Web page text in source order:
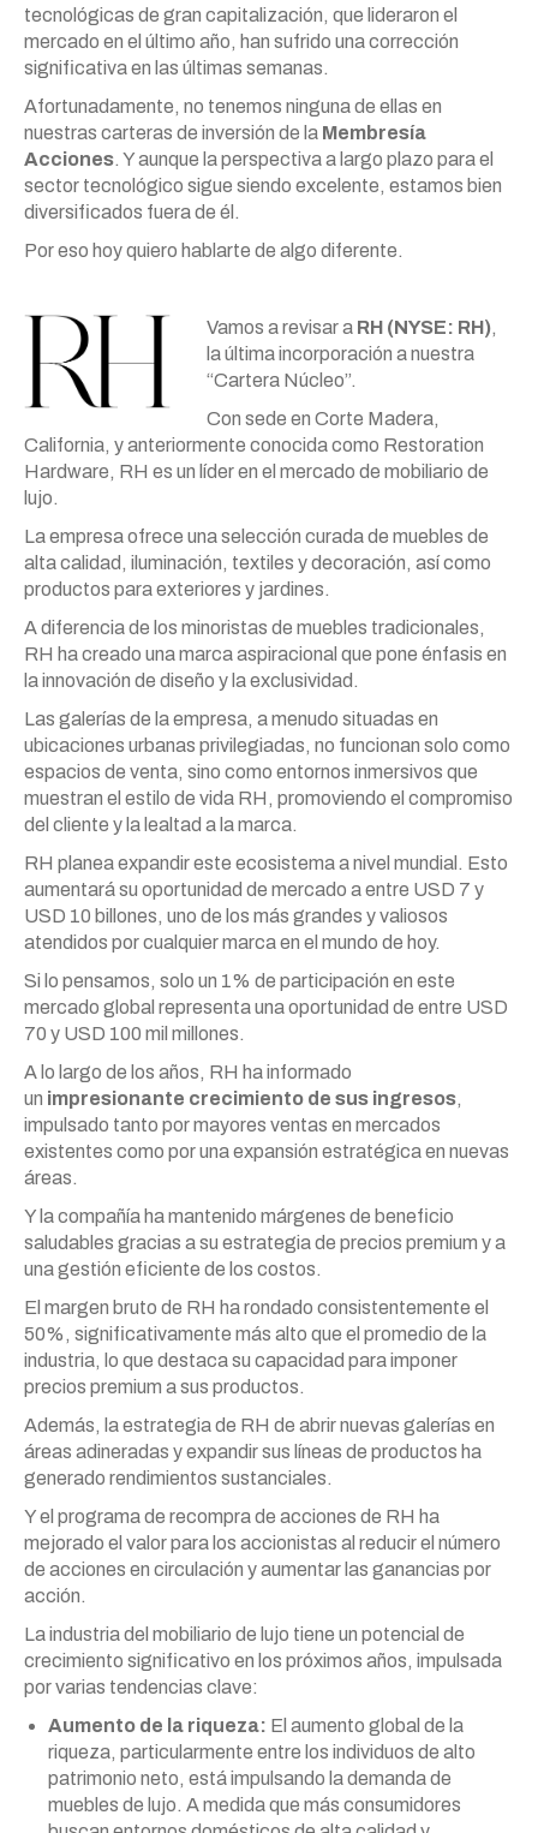
tecnológicas de gran capitalización, que lideraron el
mercado en el último año, han sufrido una corrección
significativa en las últimas semanas.
Afortunadamente, no tenemos ninguna de ellas en
nuestras carteras de inversión de la Membresía
Acciones. Y aunque la perspectiva a largo plazo para el
sector tecnológico sigue siendo excelente, estamos bien
diversificados fuera de él.
Por eso hoy quiero hablarte de algo diferente.
Vamos a revisar a RH (NYSE: RH),
la última incorporación a nuestra
“Cartera Núcleo”.
Con sede en Corte Madera,
California, y anteriormente conocida como Restoration
Hardware, RH es un líder en el mercado de mobiliario de
lujo.
La empresa ofrece una selección curada de muebles de
alta calidad, iluminación, textiles y decoración, así como
productos para exteriores y jardines.
A diferencia de los minoristas de muebles tradicionales,
RH ha creado una marca aspiracional que pone énfasis en
la innovación de diseño y la exclusividad.
Las galerías de la empresa, a menudo situadas en
ubicaciones urbanas privilegiadas, no funcionan solo como
espacios de venta, sino como entornos inmersivos que
muestran el estilo de vida RH, promoviendo el compromiso
del cliente y la lealtad a la marca.
RH planea expandir este ecosistema a nivel mundial. Esto
aumentará su oportunidad de mercado a entre USD 7 y
USD 10 billones, uno de los más grandes y valiosos
atendidos por cualquier marca en el mundo de hoy.
Si lo pensamos, solo un 1% de participación en este
mercado global representa una oportunidad de entre USD
70 y USD 100 mil millones.
A lo largo de los años, RH ha informado
un impresionante crecimiento de sus ingresos,
impulsado tanto por mayores ventas en mercados
existentes como por una expansión estratégica en nuevas
áreas.
Y la compañía ha mantenido márgenes de beneficio
saludables gracias a su estrategia de precios premium y a
una gestión eficiente de los costos.
El margen bruto de RH ha rondado consistentemente el
50%, significativamente más alto que el promedio de la
industria, lo que destaca su capacidad para imponer
precios premium a sus productos.
Además, la estrategia de RH de abrir nuevas galerías en
áreas adineradas y expandir sus líneas de productos ha
generado rendimientos sustanciales.
Y el programa de recompra de acciones de RH ha
mejorado el valor para los accionistas al reducir el número
de acciones en circulación y aumentar las ganancias por
acción.
La industria del mobiliario de lujo tiene un potencial de
crecimiento significativo en los próximos años, impulsada
por varias tendencias clave:
Aumento de la riqueza: El aumento global de la
riqueza, particularmente entre los individuos de alto
patrimonio neto, está impulsando la demanda de
muebles de lujo. A medida que más consumidores